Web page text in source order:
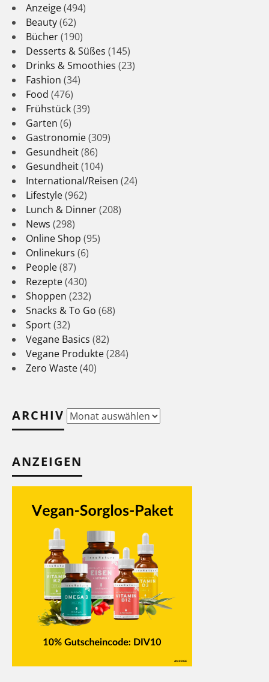
Anzeige(494)
Beauty(62)
Bücher(190)
Desserts & Süßes (145)
Drinks & Smoothies (23)
Fashion (34)
Food (476)
Frühstück(39)
Garten (6)
Gastronomie(309)
Gesundheit(86)
Gesundheit(104)
International/Reisen (24)
Lifestyle(962)
Lunch & Dinner(208)
News (298)
Online Shop (95)
Onlinekurs (6)
People(87)
Rezepte(430)
Shoppen (232)
Snacks & To Go (68)
Sport(32)
Vegane Basics (82)
Vegane Produkte(284)
Zero Waste(40)
ARCHIV Archiv
ANZEIGEN